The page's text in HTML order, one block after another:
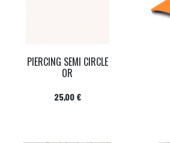
PIERCING SEMI CIRCLE
OR
Prix
25,00 €